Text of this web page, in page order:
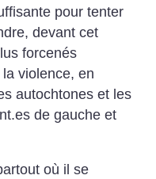
pour tenter
devant cet
forcenés
violence, en
autochtones et les
de gauche et
où il se